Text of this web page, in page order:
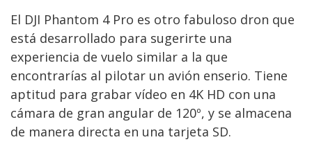
El DJI Phantom 4 Pro es otro fabuloso dron que
está desarrollado para sugerirte una
experiencia de vuelo similar a la que
encontrarías al pilotar un avión enserio. Tiene
aptitud para grabar vídeo en 4K HD con una
cámara de gran angular de 120º, y se almacena
de manera directa en una tarjeta SD.